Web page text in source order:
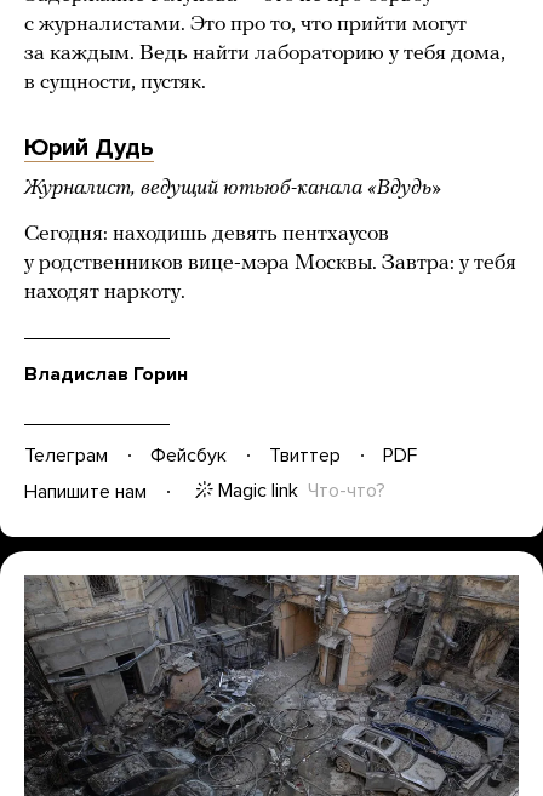
с журналистами. Это про то, что прийти могут
за каждым. Ведь найти лабораторию у тебя дома,
в сущности, пустяк.
Юрий Дудь
Журналист, ведущий ютьюб-канала «Вдудь»
Сегодня: находишь девять пентхаусов
у родственников вице-мэра Москвы. Завтра: у тебя
находят наркоту.
Владислав Горин
Телеграм Фейсбук Твиттер
PDF
Напишите нам
Magic link Что-что?